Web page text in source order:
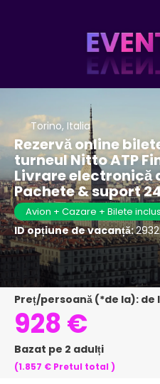
Torino, Italia
Rezervă online
turneul Nitto ATP
Livrare electronică
Pachete & suport
Avion + Cazare + Bilete
ID opțiune de vacanță:
Preț/persoană (*de la): de
928 €
Bazat pe 2 adulți
(1.857 € Pretul total )